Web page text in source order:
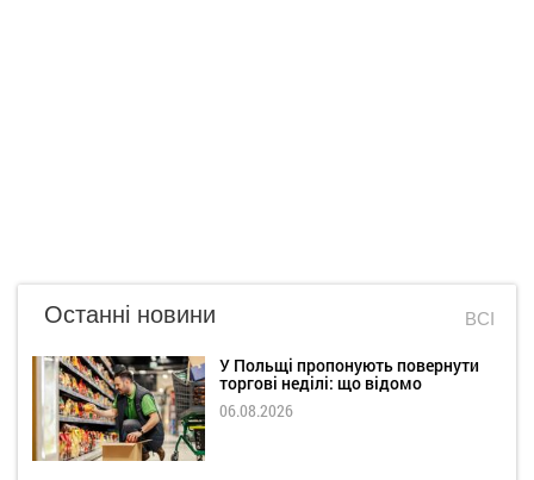
Останні новини ВСІ
У Польщі пропонують повернути
торгові неділі: що відомо
06.08.2026